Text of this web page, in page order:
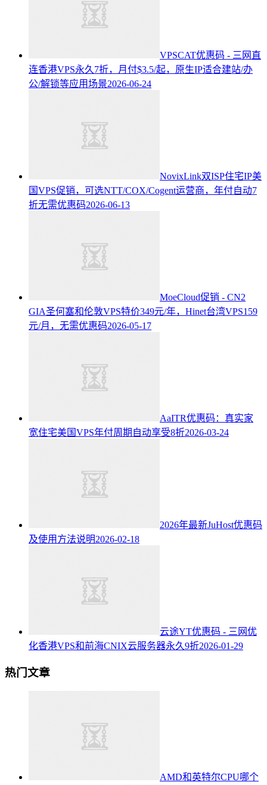
VPSCAT优惠码 - 三网直
连香港VPS永久7折，月付$3.5/起，原生IP适合建站/办
公/解锁等应用场景2026-06-24
NovixLink双ISP住宅IP美
国VPS促销，可选NTT/COX/Cogent运营商，年付自动7
折无需优惠码2026-06-13
MoeCloud促销 - CN2
GIA圣何塞和伦敦VPS特价349元/年，Hinet台湾VPS159
元/月，无需优惠码2026-05-17
AaITR优惠码：真实家
宽住宅美国VPS年付周期自动享受8折2026-03-24
2026年最新JuHost优惠码
及使用方法说明2026-02-18
云途YT优惠码 - 三网优
化香港VPS和前海CNIX云服务器永久9折2026-01-29
热门文章
AMD和英特尔CPU哪个